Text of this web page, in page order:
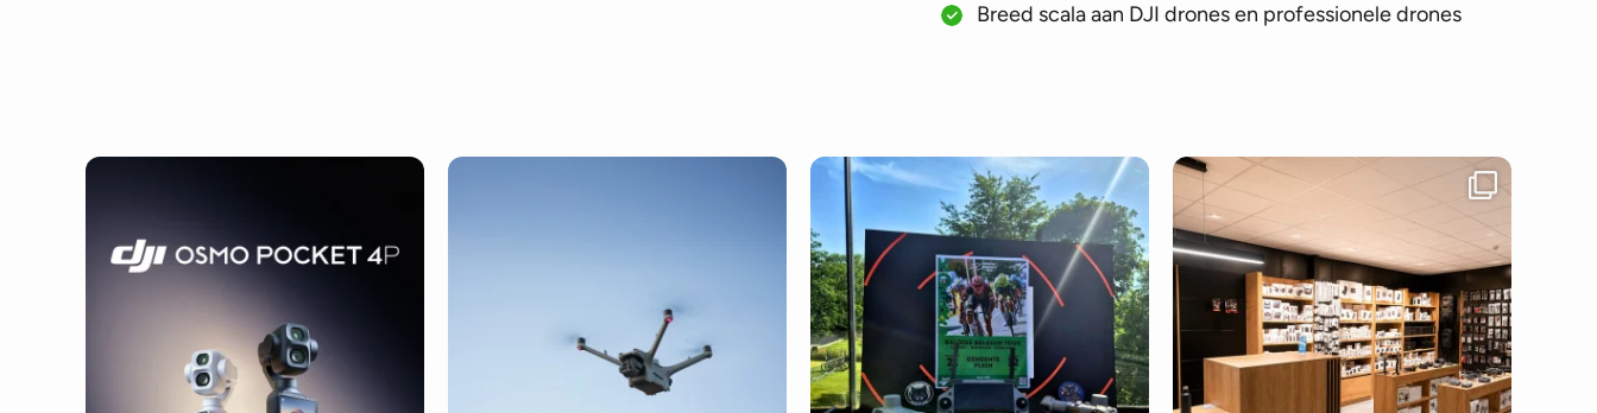
Breed scala aan DJI drones en professionele drones